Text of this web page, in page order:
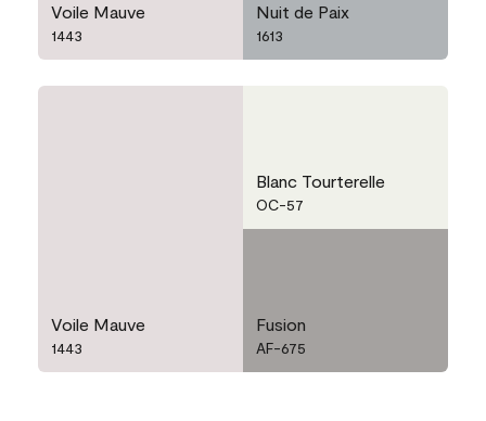
Voile Mauve
1443
Nuit de Paix
1613
Voile Mauve
1443
Blanc Tourterelle
OC-57
Fusion
AF-675